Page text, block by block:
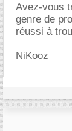
Avez-vous
genre de
réussi à
NiKooz